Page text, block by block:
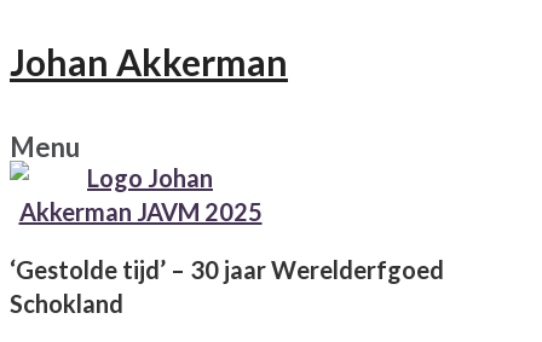
Johan Akkerman
Menu
‘Gestolde tijd’ – 30 jaar Werelderfgoed
Schokland